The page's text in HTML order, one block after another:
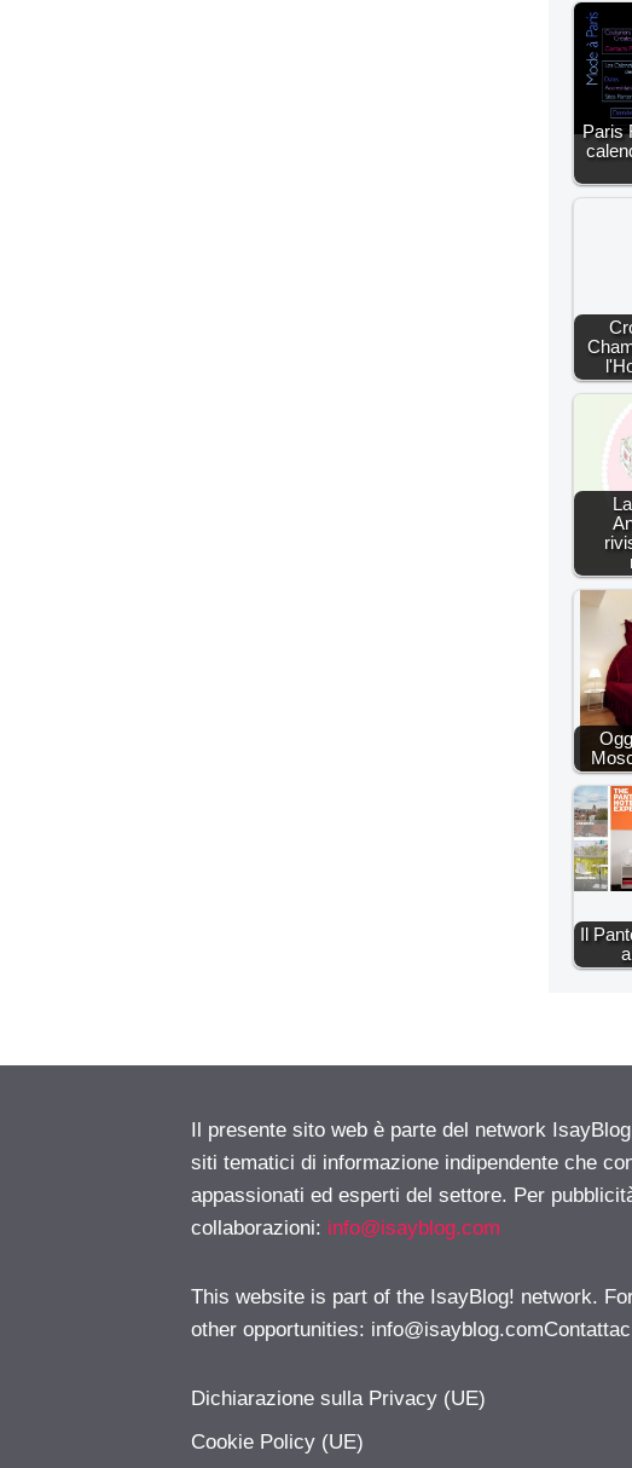
Paris
Il
Il presente sito web è parte del network
siti tematici di informazione indipendente che
appassionati ed esperti del settore. Per
collaborazioni: info@isayblog.com
This website is part of the IsayBlog! network.
other opportunities:
Dichiarazione sulla Privacy (UE)
Cookie Policy (UE)